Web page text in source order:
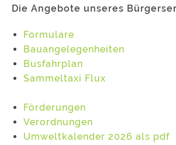
Die Angebote unseres
Formulare
Bauangelegenheiten
Busfahrplan
Sammeltaxi Flux
Förderungen
Verordnungen
Umweltkalender 2026 als pdf